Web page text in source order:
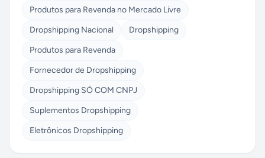
Produtos para Revenda no Mercado Livre
Dropshipping Nacional
Dropshipping
Produtos para Revenda
Fornecedor de Dropshipping
Dropshipping SÓ COM CNPJ
Suplementos Dropshipping
Eletrônicos Dropshipping